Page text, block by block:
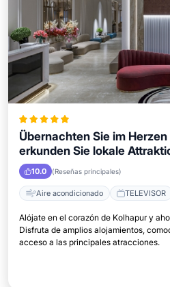
Übernachten Sie im
erkunden Sie lokale
10.0 (Reseñas principales)
Aire acondicionado TELEVISOR
Alójate en el corazón de Kolhapur y
Disfruta de amplios alojamientos,
acceso a las principales atracciones.